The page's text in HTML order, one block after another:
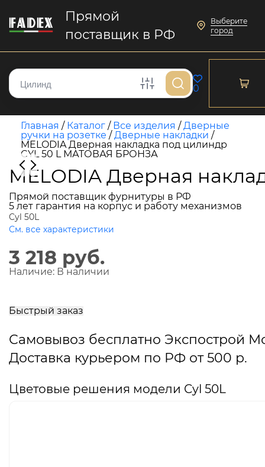
Прямой
поставщик в РФ
Выберите
город
0
Главная / Каталог / Все изделия /Дверные
ручки на розетке /Дверные накладки /
MELODIA Дверная накладка под цилиндр
CYL 50 L МАТОВАЯ БРОНЗА
MELODIA Дверная
Прямой поставщик фурнитуры в РФ
5 лет гарантия на корпус и работу механизмов
Cyl 50L
См. все характеристики
3 218 руб.
Наличие: В наличии
Быстрый заказ
Самовывоз бесплатно Экспострой
Доставка курьером по РФ от 500 р.
Цветовые решения модели Cyl 50L